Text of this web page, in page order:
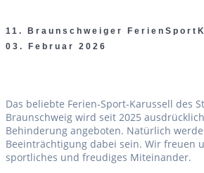
11. Braunschweiger
03. Februar 2026
Das beliebte Ferien-Sport-Karussell des
Braunschweig wird seit 2025
Behinderung angeboten. Natürlich
Beeinträchtigung dabei sein. Wir freuen
sportliches und freudiges Miteinander.